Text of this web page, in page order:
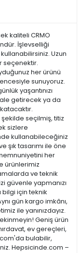
kaliteli CRMO
İşlevselliği
Uzun
seçenektir.
her ürünü
sunuyoruz.
yaşantınızı
getirecek ya da
seçilmiş, titiz
sizlere
kullanabileceğiniz
şık tasarımı ile öne
her
ürünlerimiz
ve teknik
güvenle yapmanızı
bilgi için teknik
gün kargo imkânı,
ile yanınızdayız.
Geniş ürün
ev gereçleri,
bulabilir,
Hepsicinde.com –